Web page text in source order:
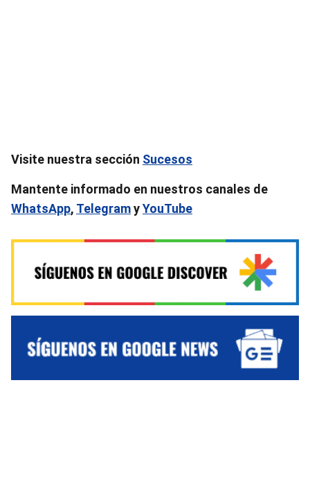
Visite nuestra sección Sucesos
Mantente informado en nuestros canales de
WhatsApp, TelegramyYouTube